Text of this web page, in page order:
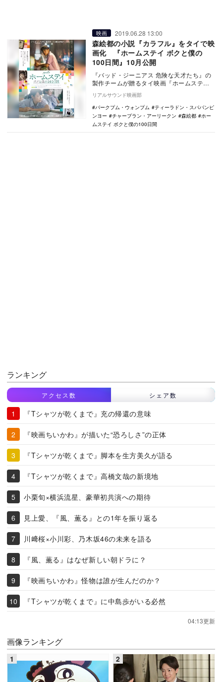
映画 2019.06.28 13:00
森絵都の小説『カラフル』をタイで映
画化 『ホームステイ ボクと僕の
100日間』10月公開
『バッド・ジーニアス 危険な天才たち』の
製作チームが贈るタイ映画『ホームステイ
ボクと僕の100日間』が10月5日より公開さ
れる…
リアルサウンド映画部
パークプム・ウォンプム
ティーラドン・スパパンピ
ンヨー
チャープラン・アーリークン 森絵都
ホー
ムステイ ボクと僕の100日間
ランキング
アクセス数 シェア数
『Tシャツが乾くまで』充の帰還の意味
『映画ちいかわ』が描いた“恐ろしさ”の正体
『Tシャツが乾くまで』脚本を生方美久が語る
『Tシャツが乾くまで』高橋文哉の新境地
小栗旬×横浜流星、豪華初共演への期待
見上愛、『風、薫る』との1年を振り返る
川﨑桜×小川彩、乃木坂46の未来を語る
『風、薫る』はなぜ新しい朝ドラに？
『映画ちいかわ』怪物は誰が生んだのか？
『Tシャツが乾くまで』に中島歩がいる必然
04:13更新
画像ランキング